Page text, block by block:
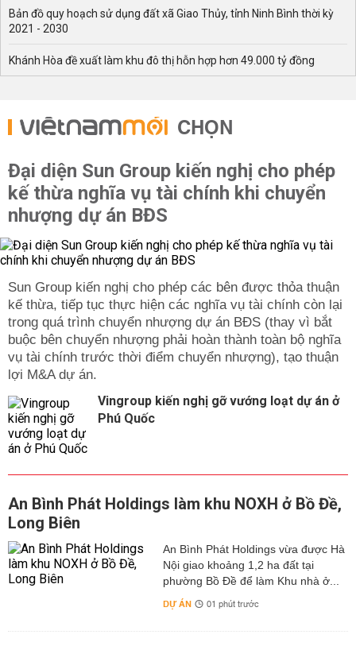
Bản đồ quy hoạch sử dụng đất xã Giao Thủy, tỉnh Ninh Bình thời kỳ
2021 - 2030
Khánh Hòa đề xuất làm khu đô thị hỗn hợp hơn 49.000 tỷ đồng
CHỌN
Đại diện Sun Group kiến nghị cho phép
kế thừa nghĩa vụ tài chính khi chuyển
nhượng dự án BĐS
Sun Group kiến nghị cho phép các bên được thỏa thuận
kế thừa, tiếp tục thực hiện các nghĩa vụ tài chính còn lại
trong quá trình chuyển nhượng dự án BĐS (thay vì bắt
buộc bên chuyển nhượng phải hoàn thành toàn bộ nghĩa
vụ tài chính trước thời điểm chuyển nhượng), tạo thuận
lợi M&A dự án.
Vingroup kiến nghị gỡ vướng loạt dự án ở
Phú Quốc
An Bình Phát Holdings làm khu NOXH ở Bồ Đề,
Long Biên
An Bình Phát Holdings vừa được Hà
Nội giao khoảng 1,2 ha đất tại
phường Bồ Đề để làm Khu nhà ở...
DỰ ÁN 01 phút trước